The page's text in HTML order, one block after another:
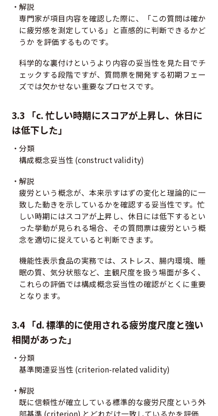
解説
専門家が項目内容を確認した際に、「この質問は確か
に疲労感を測定している」と直感的に判断できるかど
うか を評価するものです。
科学的な裏付けというより内容の妥当性を見た目でチ
ェックする段階ですが、質問票を開発する初期フェー
ズでは欠かせない重要なプロセスです。
3.3 「c. 忙しい時期にスコアが上昇し、休日に
は低下した」
分類
構成概念妥当性 (construct validity)
解説
疲労という概念が、本来示すはずの変化と理論的に一
致した動きを示しているかを確認する妥当性です。忙
しい時期にはスコアが上昇し、休日には低下するとい
った挙動が見られる場合、その質問票は疲労という概
念を適切に捉えていると判断できます。
機能性表示食品の実務では、ストレス、腸内環境、睡
眠の質、気分状態など、主観尺度を扱う場面が多く、
これらの評価では構成概念妥当性の確認がとくに重要
となります。
3.4 「d. 標準的に使用される疲労度尺度と強い
相関があった」
分類
基準関連妥当性 (criterion-related validity)
解説
既に信頼性が確立している標準的な疲労尺度という外
部基準 (criterion) とどれだけ一致しているかを評価